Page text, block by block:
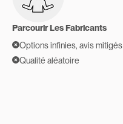
Parcourir Les Fabricants
Options infinies, avis mitigés
Qualité aléatoire